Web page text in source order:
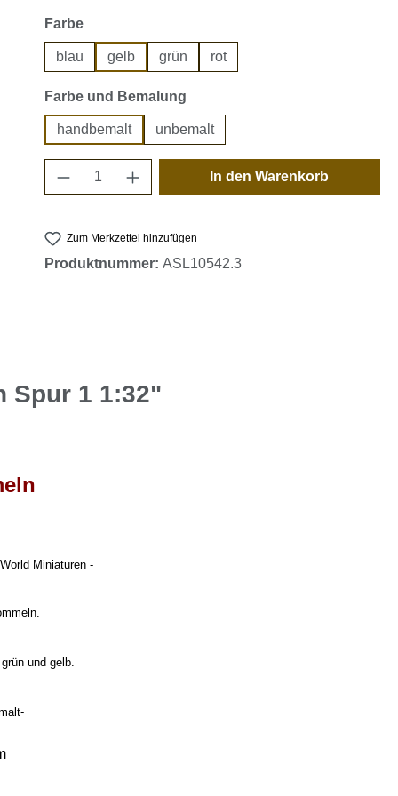
Farbeauswählen
blau gelb grün rot
Farbe und Bemalung
handbemalt unbemalt
Produkt Anzahl: Gib den
In den Warenkorb
Zum Merkzettel hinzufügen
Produktnummer:ASL10542.3
Spur 1 1:32"
Miniaturen -
und gelb.